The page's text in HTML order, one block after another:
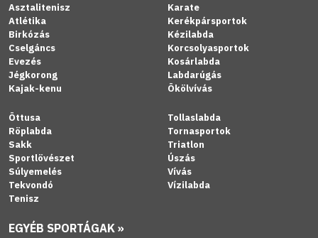
Asztalitenisz
Atlétika
Birkózás
Cselgáncs
Evezés
Jégkorong
Kajak-kenu
Karate
Kerékpársportok
Kézilabda
Korcsolyasportok
Kosárlabda
Labdarúgás
Ökölvívás
Öttusa
Röplabda
Sakk
Sportlövészet
Súlyemelés
Tekvondó
Tenisz
Tollaslabda
Tornasportok
Triatlon
Úszás
Vívás
Vízilabda
EGYÉB SPORTÁGAK »